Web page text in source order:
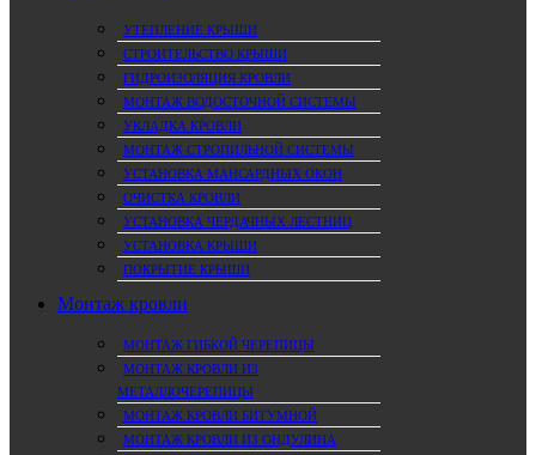
УТЕПЛЕНИЕ КРЫШИ
СТРОИТЕЛЬСТВО КРЫШИ
ГИДРОИЗОЛЯЦИЯ КРОВЛИ
МОНТАЖ ВОДОСТОЧНОЙ СИСТЕМЫ
УКЛАДКА КРОВЛИ
МОНТАЖ СТРОПИЛЬНОЙ СИСТЕМЫ
УСТАНОВКА МАНСАРДНЫХ ОКОН
ОЧИСТКА КРОВЛИ
УСТАНОВКА ЧЕРДАЧНЫХ ЛЕСТНИЦ
УСТАНОВКА КРЫШИ
ПОКРЫТИЕ КРЫШИ
Монтаж кровли
МОНТАЖ ГИБКОЙ ЧЕРЕПИЦЫ
МОНТАЖ КРОВЛИ ИЗ
МЕТАЛЛОЧЕРЕПИЦЫ
МОНТАЖ КРОВЛИ БИТУМНОЙ
МОНТАЖ КРОВЛИ ИЗ ОНДУЛИНА